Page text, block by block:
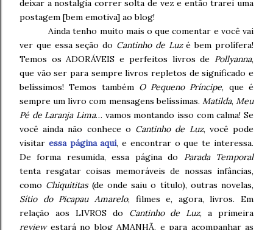
deixar a nostalgia correr solta de vez e então trarei uma
postagem [bem emotiva] ao blog!
Ainda tenho muito mais o que comentar e você vai
ver que essa seção do Cantinho de Luzé bem prolífera!
Temos os ADORÁVEIS e perfeitos livros de Pollyanna,
que vão ser para sempre livros repletos de significado e
belíssimos! Temos também O Pequeno Príncipe, que é
sempre um livro com mensagens belíssimas. Matilda,Meu
Pé de Laranja Lima… vamos montando isso com calma! Se
você ainda não conhece o Cantinho de Luz, você pode
visitar essa página aqui, e encontrar o que te interessa.
De forma resumida, essa página do Parada Temporal
tenta resgatar coisas memoráveis de nossas infâncias,
como Chiquititas(de onde saiu o título), outras novelas,
Sítio do Picapau Amarelo, filmes e, agora, livros. Em
relação aos LIVROS do Cantinho de Luz, a primeira
reviewestará no blog AMANHÃ, e para acompanhar as